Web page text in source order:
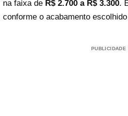
na faixa de R$ 2.700 a R$ 3.300.
conforme o acabamento
PUBLICIDADE